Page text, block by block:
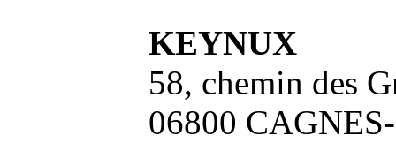
KEYNUX
58, chemin des
06800